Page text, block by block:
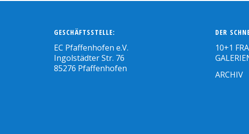
GESCHÄFTSSTELLE:
EC Pfaffenhofen e.V.
Ingolstädter Str. 76
85276 Pfaffenhofen
DER
10+1
ARCHIV